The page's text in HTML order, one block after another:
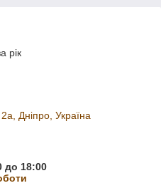
рік
Дніпро, Україна
до 18:00